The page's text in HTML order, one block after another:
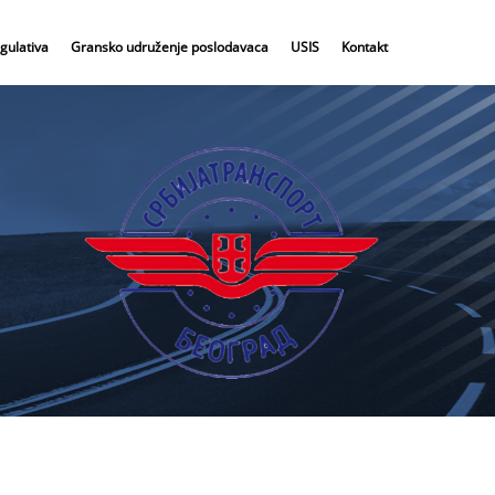
Gransko udruženje poslodavaca USIS Kontakt